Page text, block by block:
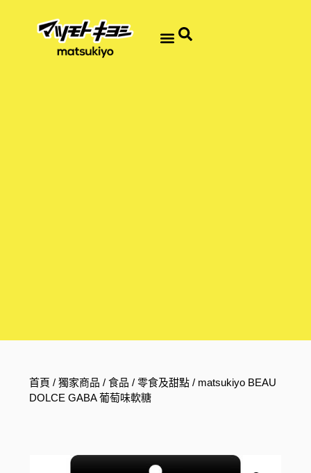
首頁 /獨家商品 /食品 /零食及甜點 / matsukiyo BEAU
DOLCE GABA 葡萄味軟糖